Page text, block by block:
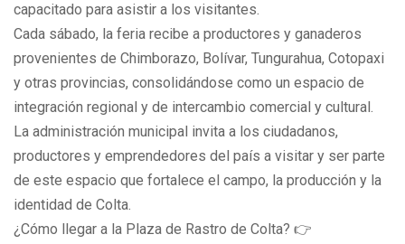
capacitado para asistir a los visitantes.
Cada sábado, la feria recibe a productores y ganaderos
provenientes de Chimborazo, Bolívar, Tungurahua, Cotopaxi
y otras provincias, consolidándose como un espacio de
integración regional y de intercambio comercial y cultural.
La administración municipal invita a los ciudadanos,
productores y emprendedores del país a visitar y ser parte
de este espacio que fortalece el campo, la producción y la
identidad de Colta.
¿Cómo llegar a la Plaza de Rastro de Colta? 👉